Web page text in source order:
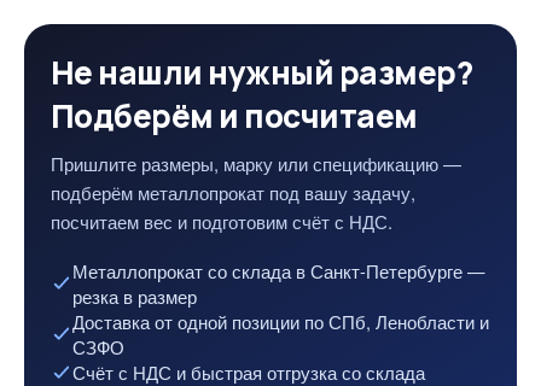
Не нашли нужный размер?
Подберём и посчитаем
Пришлите размеры, марку или спецификацию —
подберём металлопрокат под вашу задачу,
посчитаем вес и подготовим счёт с НДС.
Металлопрокат со склада в Санкт-Петербурге —
резка в размер
Доставка от одной позиции по СПб, Ленобласти и
СЗФО
Счёт с НДС и быстрая отгрузка со склада